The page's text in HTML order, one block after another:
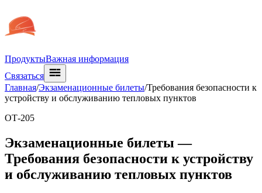
ПродуктыВажная информация
Связаться
Главная/Экзаменационные билеты/Требования безопасности к
устройству и обслуживанию тепловых пунктов
ОТ-205
Экзаменационные билеты —
Требования безопасности к устройству
и обслуживанию тепловых пунктов